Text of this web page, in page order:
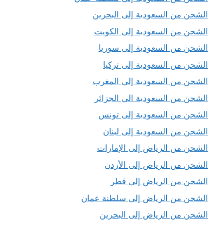
الشحن من السعودية إلى البحرين
الشحن من السعودية إلى الكويت
الشحن من السعودية إلى سوريا
الشحن من السعودية إلى تركيا
الشحن من السعودية إلى المغرب
الشحن من السعودية الى الجزائر
الشحن من السعودية إلى تونس
الشحن من السعودية إلى لبنان
الشحن من الرياض إلى الإمارات
الشحن من الرياض إلى الأردن
الشحن من الرياض إلى قطر
الشحن من الرياض إلى سلطنة عمان
الشحن من الرياض إلى البحرين